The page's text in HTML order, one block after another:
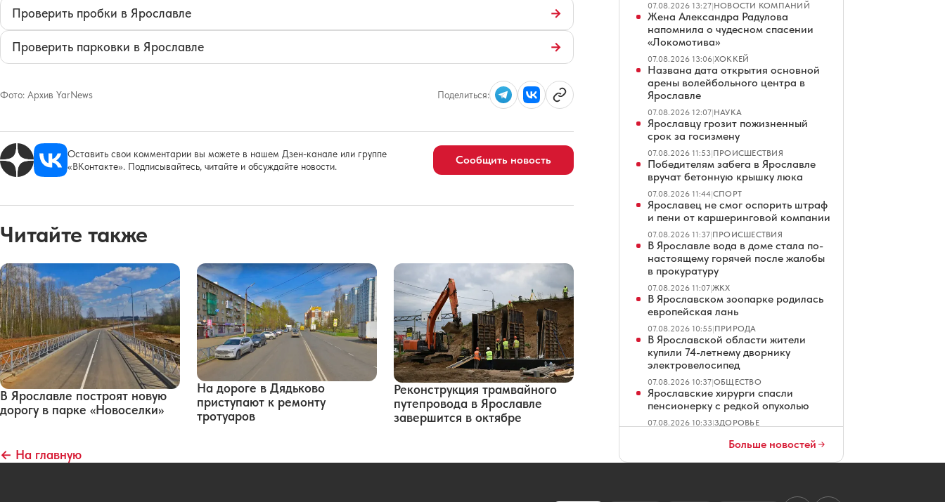
Проверить пробки в Ярославле →
Проверить парковки в Ярославле →
Фото: Архив YarNews Поделиться:
Оставить свои комментарии вы можете в нашем Дзен-канале или группе
«ВКонтакте». Подписывайтесь, читайте и обсуждайте новости.
Сообщить новость
Читайте также
В Ярославле построят новую
дорогу в парке «Новоселки»
На дороге в Дядьково
приступают к ремонту
тротуаров
Реконструкция трамвайного
путепровода в Ярославле
завершится в октябре
← На главную
07.08.2026 13:27|НОВОСТИ КОМПАНИЙ
Жена Александра Радулова
напомнила о чудесном спасении
«Локомотива»
07.08.2026 13:06|ХОККЕЙ
Названа дата открытия основной
арены волейбольного центра в
Ярославле
07.08.2026 12:07|НАУКА
Ярославцу грозит пожизненный
срок за госизмену
07.08.2026 11:53|ПРОИСШЕСТВИЯ
Победителям забега в Ярославле
вручат бетонную крышку люка
07.08.2026 11:44|СПОРТ
Ярославец не смог оспорить штраф
и пени от каршеринговой компании
07.08.2026 11:37|ПРОИСШЕСТВИЯ
В Ярославле вода в доме стала по-
настоящему горячей после жалобы
в прокуратуру
07.08.2026 11:07|ЖКХ
В Ярославском зоопарке родилась
европейская лань
07.08.2026 10:55|ПРИРОДА
В Ярославской области жители
купили 74-летнему дворнику
электровелосипед
07.08.2026 10:37|ОБЩЕСТВО
Ярославские хирурги спасли
пенсионерку с редкой опухолью
07.08.2026 10:33|ЗДОРОВЬЕ
Великого исправят
свежеуложенную плитку
Больше новостей